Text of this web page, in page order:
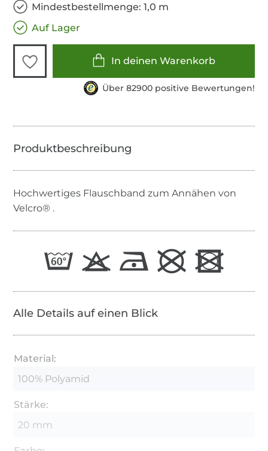
Mindestbestellmenge: 1,0 m
Auf Lager
In deinen Warenkorb
Über 82900 positive Bewertungen!
Hochwertiges Flauschband zum Annähen von
Velcro® .
Alle Details auf einen Blick
Material:
100% Polyamid
Stärke:
20 mm